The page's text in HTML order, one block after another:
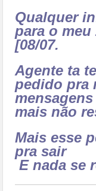
Qualquer
para o meu
[08/07.
Agente ta
pedido pra
mais não
Mais esse
pra sair
E nada se